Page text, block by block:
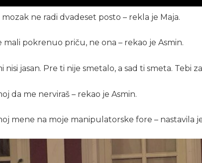
mozak ne radi dvadeset posto – rekla je Maja.
mali pokrenuo priču, ne ona – rekao je Asmin.
nisi jasan. Pre ti nije smetalo, a sad ti smeta. Tebi
da me nerviraš – rekao je Asmin.
mene na moje manipulatorske fore – nastavila